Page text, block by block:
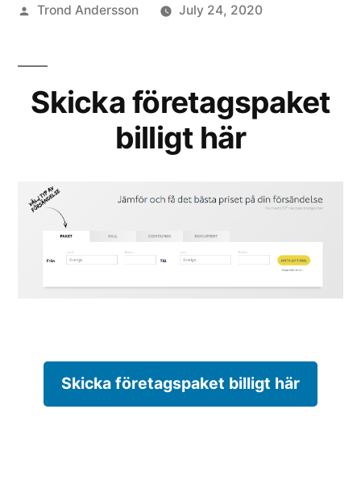
Posted
Trond Andersson July 24, 2020
Skicka företagspaket
billigt här
Skicka företagspaket billigt här